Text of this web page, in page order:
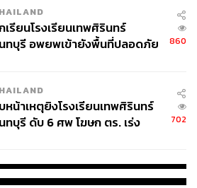
ป็นพิเศษ เพื่อส่งต่อพลังบวกและ
ผ่านมาสู่ผู้พักอาศัย นอกจากนี้ยัง
านอย่างยั่งยืน สร้างพลังงานสะอาด
างวันด้วยการติดตั้ง
พื่อเป็นการประหยัดพลังงาน
ไร่ มีเพียง 28 ครอบครัวเท่านั้น แยก
อย่างชัดเจน ทำให้เกิดความเป็น
เรียนโรงเรียนเทพศิรินทร์
ทบุรี อพยพเข้ายังพื้นที่ปลอดภัย
860
หน้าเหตุยิงโรงเรียนเทพศิรินทร์
ทบุรี ดับ 6 ศพ โฆษก ตร. เร่ง
702